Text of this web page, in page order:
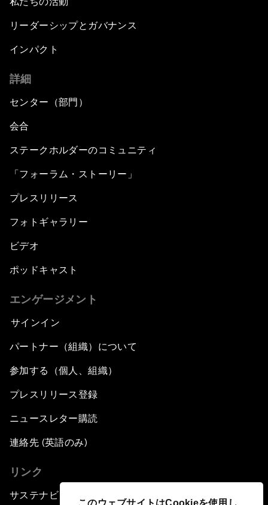
このウェブサイトはCookieを使用し
リーダーシップとガバナンス
インパクト
詳細
センター（部門）
会合
ステークホルダーのコミュニティ
「フォーラム・ストーリー」
プレスリリース
フォトギャラリー
ビデオ
ポッドキャスト
エンゲージメント
サインイン
パートナー（組織）について
参加する（個人、組織）
プレスリリース登録
ニュースレター購読
連絡先 (英語のみ)
リンク
サステナビリティへの取り組み